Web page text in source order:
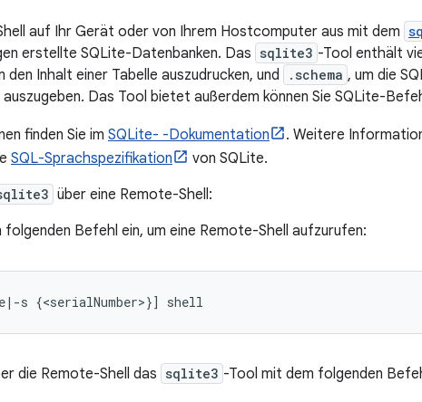
auf Ihr Gerät oder von Ihrem Hostcomputer aus mit dem
erstellte SQLite-Datenbanken. Das sqlite3 -Tool enthält
den Inhalt einer Tabelle auszudrucken, und .schema , um die
Das Tool bietet außerdem können Sie SQLite-
finden Sie im SQLite- -Dokumentation . Weitere
SQL-Sprachspezifikation
von SQLite.
über eine Remote-Shell:
folgenden Befehl ein, um eine Remote-Shell aufzurufen:
s {<serialNumber>}] shell
die Remote-Shell das sqlite3 -Tool mit dem folgenden